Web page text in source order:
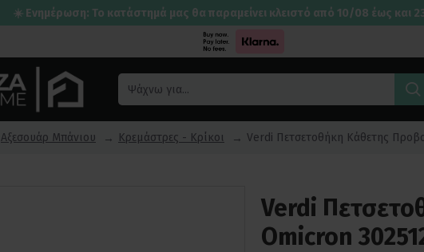
☀️ Ενημέρωση: Το κατάστημά μας θα παραμείνει κλειστό από 10/08 έως και
Αξεσουάρ Μπάνιου Κρεμάστρες - Κρίκοι Verdi Πετσετοθήκη Κάθετης
Verdi
Omicron